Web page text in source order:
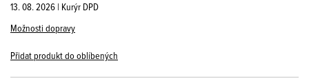
13. 08. 2026 | Kurýr DPD
Možnosti dopravy
Přidat produkt do oblíbených